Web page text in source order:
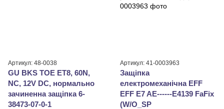
Артикул: 48-0038
GU BKS TOE ET8, 60N,
NC, 12V DC, нормально
зачиненна защіпка 6-
38473-07-0-1
Артикул: 41-0003963
Защіпка
електромеханічна EFF
EFF E7 AE------E4139 FaFix
(W/O_SP